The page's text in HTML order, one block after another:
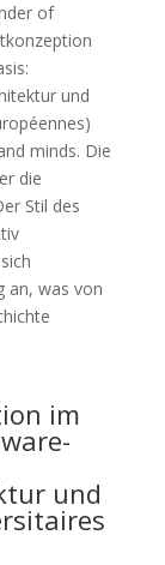
of
und
minds. Die
die
Stil des
an, was von
im
und